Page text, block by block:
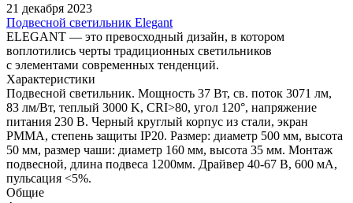
21 декабря 2023
Подвесной светильник Elegant
ELEGANT — это превосходный дизайн, в котором
воплотились черты традиционных светильников
с элементами современных тенденций.
Характеристики
Подвесной светильник. Мощность 37 Вт, св. поток 3071 лм,
83 лм/Вт, теплый 3000 K, CRI>80, угол 120°, напряжение
питания 230 В. Черный круглый корпус из стали, экран
PMMA, степень защиты IP20. Размер: диаметр 500 мм, высота
50 мм, размер чаши: диаметр 160 мм, высота 35 мм. Монтаж
подвесной, длина подвеса 1200мм. Драйвер 40-67 В, 600 мА,
пульсация <5%.
Общие